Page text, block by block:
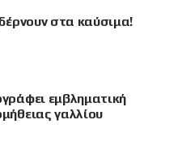
στα καύσιμα!
εμβληματική
γαλλίου